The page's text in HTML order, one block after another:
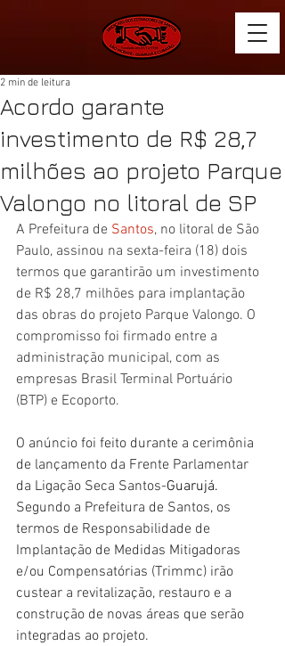
Acordo garante
investimento de R$ 28,7
milhões ao projeto Parque
Valongo no litoral de SP
2 min de leitura
A Prefeitura de Santos, no litoral de São
Paulo, assinou na sexta-feira (18) dois
termos que garantirão um investimento
de R$ 28,7 milhões para implantação
das obras do projeto Parque Valongo. O
compromisso foi firmado entre a
administração municipal, com as
empresas Brasil Terminal Portuário
(BTP) e Ecoporto.
O anúncio foi feito durante a cerimônia
de lançamento da Frente Parlamentar
da Ligação Seca Santos-Guarujá.
Segundo a Prefeitura de Santos, os
termos de Responsabilidade de
Implantação de Medidas Mitigadoras
e/ou Compensatórias (Trimmc) irão
custear a revitalização, restauro e a
construção de novas áreas que serão
integradas ao projeto.